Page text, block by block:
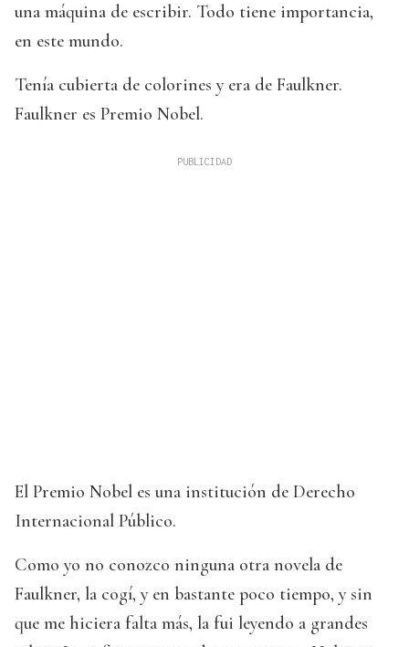
una máquina de escribir. Todo tiene importancia,
en este mundo.
Tenía cubierta de colorines y era de Faulkner.
Faulkner es Premio Nobel.
El Premio Nobel es una institución de Derecho
Internacional Público.
Como yo no conozco ninguna otra novela de
Faulkner, la cogí, y en bastante poco tiempo, y sin
que me hiciera falta más, la fui leyendo a grandes